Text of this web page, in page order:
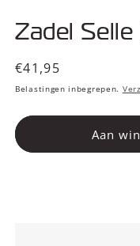
openen
in
Zadel
Normale
prijs
€41,95
Belastingen inbegrepen.
Aan